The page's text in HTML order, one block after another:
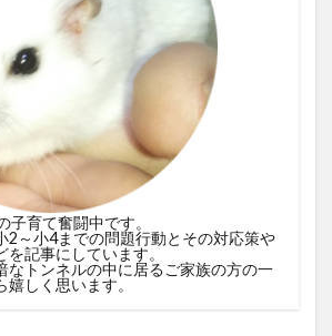
子育て奮闘中です。
2～小4までの問題行動とその対応策や
記事にしています。
なトンネルの中に居るご家族の方の一
しく思います。